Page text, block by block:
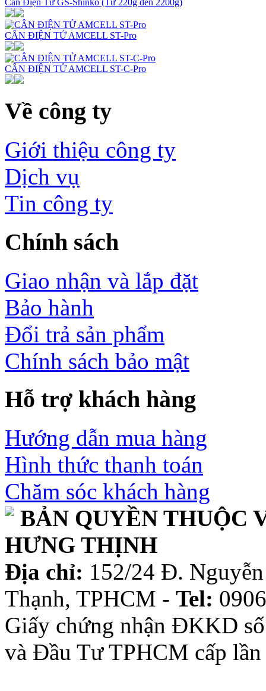
CÂN ĐIỆN TỬ AMCELL ST-Pro
CÂN ĐIỆN TỬ AMCELL ST-C-Pro
Về công ty
Giới thiệu công ty
Dịch vụ
Tin công ty
Chính sách
Giao nhận và lắp đặt
Bảo hành
Đổi trả sản phẩm
Chính sách bảo mật
Hỗ trợ khách hàng
Hướng dẫn mua hàng
Hình thức thanh toán
Chăm sóc khách hàng
BẢN QUYỀN THUỘC
HƯNG THỊNH
Địa chỉ: 152/24 Đ.
Thạnh, TPHCM - Tel:
Giấy chứng nhận ĐKKD
và Đầu Tư TPHCM cấp